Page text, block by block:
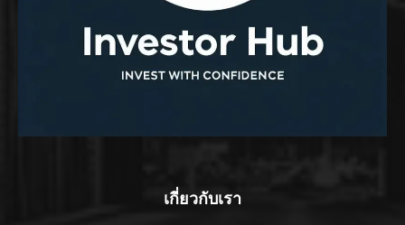
เกี่ยวกับเรา